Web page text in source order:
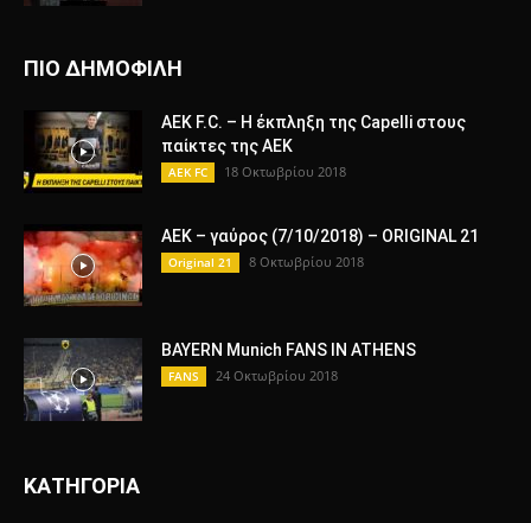
ΠΙΟ ΔΗΜΟΦΙΛΗ
AEK F.C. – Η έκπληξη της Capelli στους
παίκτες της ΑΕΚ
AEK FC 18 Οκτωβρίου 2018
ΑΕΚ – γαύρος (7/10/2018) – ORIGINAL 21
Original 21 8 Οκτωβρίου 2018
BAYERN Munich FANS IN ATHENS
FANS 24 Οκτωβρίου 2018
ΚΑΤΗΓΟΡΙΑ